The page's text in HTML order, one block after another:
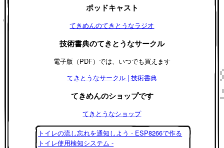
ポッドキャスト
てきめんのてきとうなラジオ
技術書典のてきとうなサークル
電子版（PDF）では、いつでも買えます
てきとうなサークル | 技術書典
てきめんのショップです
てきとうなショップ
トイレの流し忘れを通知しよう - ESP8266で作る
トイレ使用検知システム -